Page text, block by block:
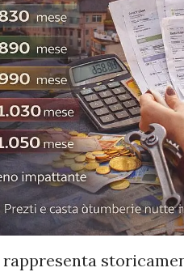
rappresenta